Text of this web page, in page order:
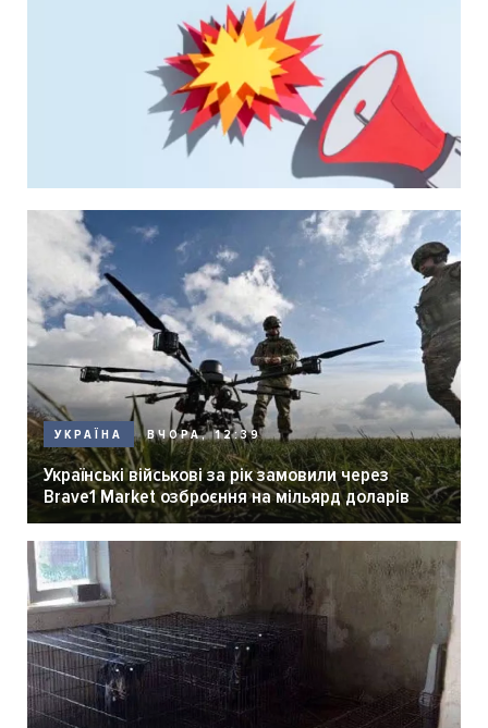
УКРАЇНА ВЧОРА, 12:39
Українські військові за рік замовили через
Brave1 Market озброєння на мільярд доларів